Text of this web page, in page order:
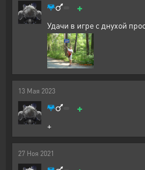
+
Удачи в игре с днухой
13 Мая 2023
+
+
27 Ноя 2021